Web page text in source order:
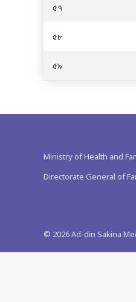
৫৭
৫৮
৫৯
Ministry of Health and
Directorate General of
© 2026Ad-din Sakina